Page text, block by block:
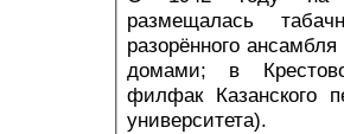
размещалась
разорённого
домами; в
филфак Казанского
университета).